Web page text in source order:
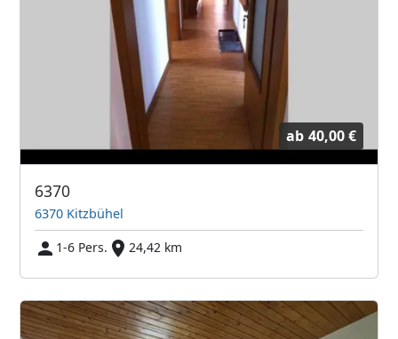
ab 40,00 €
6370
6370 Kitzbühel
1-6 Pers.
24,42 km